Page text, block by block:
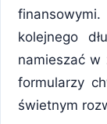
kolejnego
namieszać w
formularzy
świetnym